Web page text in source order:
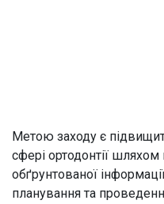
Метою заходу є
сфері ортодонтії
обґрунтованої
планування та